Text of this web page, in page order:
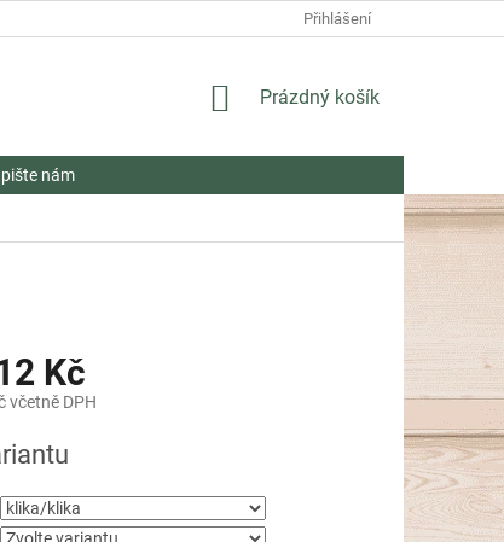
Přihlášení
NÁKUPNÍ
Prázdný košík
nám
Kč
včetně DPH